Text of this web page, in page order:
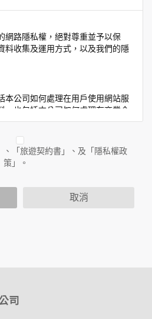
網路隱私權，絕對尊重並予以保
料收集及運用方式，以及我們的隱
本公司如何處理在用戶使用網站服
，也包括本公司如何處理在商業合
何身份識別資料。隱私權保護政策
網站上的廣告廠商連結，這些置
個人的資料。對於您主動提供的個
結網站有其個別的隱私權保護政
或討論區中任意公開個人資料的行
記錄相關行徑，包括您使用連線
使用的瀏覽器、瀏覽及點選資料記
、「旅遊契約書」、及「隱私權政
策」。
取消
司